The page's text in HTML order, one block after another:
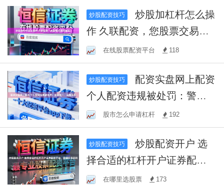
炒股配资技巧
炒股加杠杆怎么操
作 久联配资，您股票交易的
首选！在线股票配资平台 118
炒股配资技巧
个人配资违规被处罚：警醒
他人，远离风险
股市怎么申请杠杆 192
炒股配资技巧
炒股配资开户 选
择合适的杠杆开户证券配资
平台，稳健投资获利利器
在哪里选股票 173